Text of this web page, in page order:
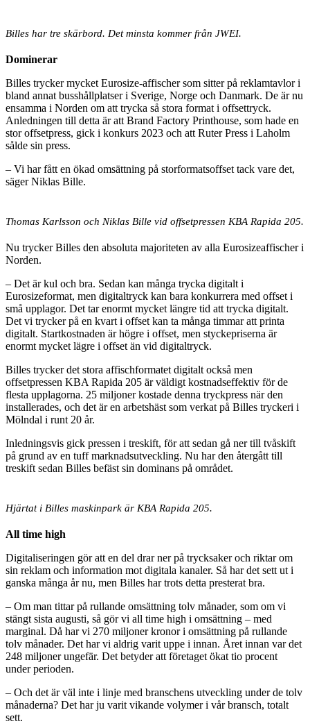
Billes har tre skärbord. Det minsta kommer från JWEI.
Dominerar
Billes trycker mycket Eurosize-affischer som sitter på reklamtavlor i
bland annat busshållplatser i Sverige, Norge och Danmark. De är nu
ensamma i Norden om att trycka så stora format i offsettryck.
Anledningen till detta är att Brand Factory Printhouse, som hade en
stor offsetpress, gick i konkurs 2023 och att Ruter Press i Laholm
sålde sin press.
– Vi har fått en ökad omsättning på storformatsoffset tack vare det,
säger Niklas Bille.
Thomas Karlsson och Niklas Bille vid offsetpressen KBA Rapida 205.
Nu trycker Billes den absoluta majoriteten av alla Eurosizeaffischer i
Norden.
– Det är kul och bra. Sedan kan många trycka digitalt i
Eurosizeformat, men digitaltryck kan bara konkurrera med offset i
små upplagor. Det tar enormt mycket längre tid att trycka digitalt.
Det vi trycker på en kvart i offset kan ta många timmar att printa
digitalt. Startkostnaden är högre i offset, men styckepriserna är
enormt mycket lägre i offset än vid digitaltryck.
Billes trycker det stora affischformatet digitalt också men
offsetpressen KBA Rapida 205 är väldigt kostnadseffektiv för de
flesta upplagorna. 25 miljoner kostade denna tryckpress när den
installerades, och det är en arbetshäst som verkat på Billes tryckeri i
Mölndal i runt 20 år.
Inledningsvis gick pressen i treskift, för att sedan gå ner till tvåskift
på grund av en tuff marknadsutveckling. Nu har den återgått till
treskift sedan Billes befäst sin dominans på området.
Hjärtat i Billes maskinpark är KBA Rapida 205.
All time high
Digitaliseringen gör att en del drar ner på trycksaker och riktar om
sin reklam och information mot digitala kanaler. Så har det sett ut i
ganska många år nu, men Billes har trots detta presterat bra.
– Om man tittar på rullande omsättning tolv månader, som om vi
stängt sista augusti, så gör vi all time high i omsättning – med
marginal. Då har vi 270 miljoner kronor i omsättning på rullande
tolv månader. Det har vi aldrig varit uppe i innan. Året innan var det
248 miljoner ungefär. Det betyder att företaget ökat tio procent
under perioden.
– Och det är väl inte i linje med branschens utveckling under de tolv
månaderna? Det har ju varit vikande volymer i vår bransch, totalt
sett.